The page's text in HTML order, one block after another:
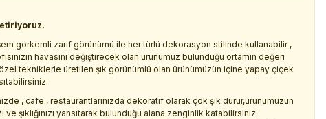
görkemli zarif görünümü ile her türlü dekorasyon stilinde kullanabilir ,
havasını değiştirecek olan ürünümüz bulunduğu ortamın değeri
tekniklerle üretilen şık görünümlü olan ürünümüzün içine yapay çiçek
, cafe , restaurantlarınızda dekoratif olarak çok şık durur,ürünümüzün
şıklığınızı yansıtarak bulunduğu alana zenginlik katabilirsiniz.